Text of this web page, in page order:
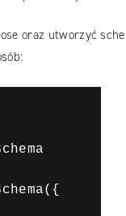
oraz utworzyć